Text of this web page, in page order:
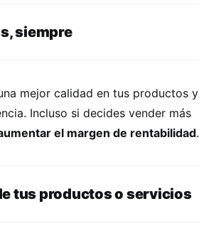
siempre
mejor calidad en tus productos y
Incluso si decides vender más
el margen de rentabilidad.
tus productos o servicios